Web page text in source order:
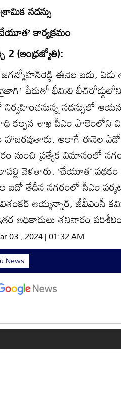
సదస్సు
కార్యక్రమం
(ఆంధ్రజ్యోతి):
ఈనెల ఐదు,
పేరుతో భీమిలి
సదస్సులో
శాఖ పీఎం పాలెంలోని
హాజరవుతారు. అలాగే ఈనెల
నుంచి ప్రత్యేక విమానంలో
వెళతారు. ‘చేయూత’
తేదీన నగరంలో సీఎం
అయ్యన్నార్‌,
అధికారులు శనివారం
03 , 2024 | 01:32 AM
News